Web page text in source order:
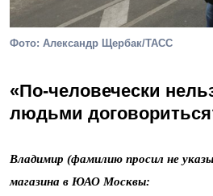
Фото: Александр Щербак/ТАСС
«По-человечески
людьми
Владимир (фамилию просил не
магазина в ЮАО Москвы: